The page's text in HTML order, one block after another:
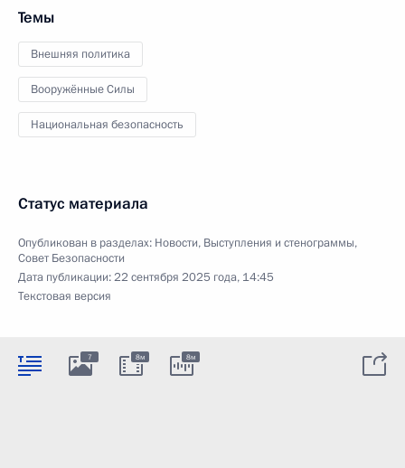
Темы
Внешняя политика
Вооружённые Силы
Национальная безопасность
Статус материала
Опубликован в разделах: Новости, Выступления и стенограммы,
Совет Безопасности
Дата публикации:22 сентября 2025 года, 14:45
Текстовая версия
7 8м 8м